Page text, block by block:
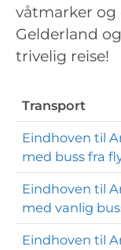
våtmarker og
Gelderland
trivelig reise!
Transport
Eindhoven til
med buss fra
Eindhoven til
med vanlig
Eindhoven til